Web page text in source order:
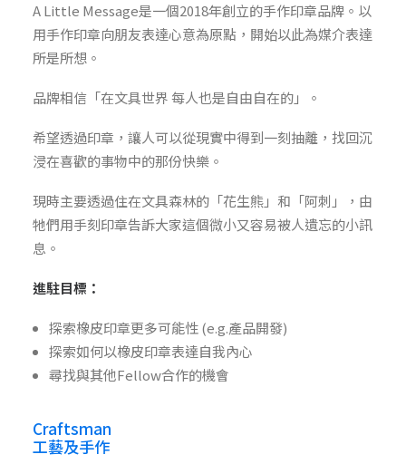
A Little Message是一個2018年創立的手作印章品牌。以
用手作印章向朋友表達心意為原點，開始以此為媒介表達
所是所想。
品牌相信「在文具世界 每人也是自由自在的」。
希望透過印章，讓人可以從現實中得到一刻抽離，找回沉
浸在喜歡的事物中的那份快樂。
現時主要透過住在文具森林的「花生熊」和「阿刺」，由
牠們用手刻印章告訴大家這個微小又容易被人遺忘的小訊
息。
進駐目標：
探索橡皮印章更多可能性 (e.g.產品開發)
探索如何以橡皮印章表達自我內心
尋找與其他Fellow合作的機會
Craftsman
工藝及手作